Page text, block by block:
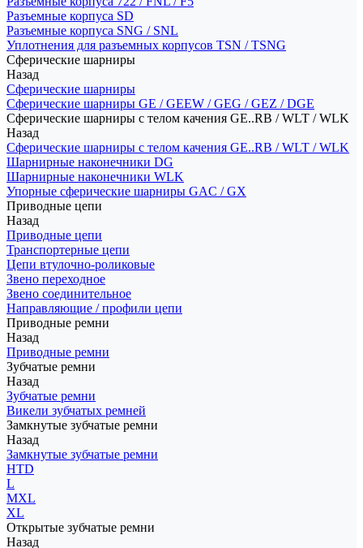
Разъемные корпуса SD
Разъемные корпуса SNG / SNL
Уплотнения для разъемных корпусов TSN / TSNG
Сферические шарниры
Назад
Сферические шарниры
Сферические шарниры GE / GEEW / GEG / GEZ / DGE
Сферические шарниры с телом качения GE..RB / WLT / WLK
Назад
Сферические шарниры с телом качения GE..RB / WLT / WLK
Шарнирные наконечники DG
Шарнирные наконечники WLK
Упорные сферические шарниры GAC / GX
Приводные цепи
Назад
Приводные цепи
Транспортерные цепи
Цепи втулочно-роликовые
Звено переходное
Звено соединительное
Направляющие / профили цепи
Приводные ремни
Назад
Приводные ремни
Зубчатые ремни
Назад
Зубчатые ремни
Викели зубчатых ремней
Замкнутые зубчатые ремни
Назад
Замкнутые зубчатые ремни
HTD
L
MXL
XL
Открытые зубчатые ремни
Назад